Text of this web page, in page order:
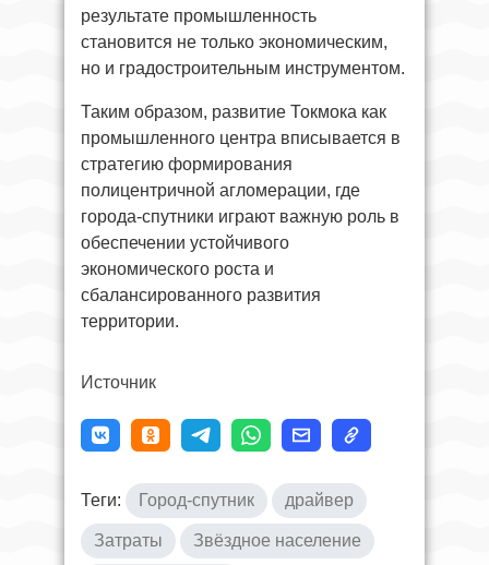
результате промышленность
становится не только экономическим,
но и градостроительным инструментом.
Таким образом, развитие Токмока как
промышленного центра вписывается в
стратегию формирования
полицентричной агломерации, где
города-спутники играют важную роль в
обеспечении устойчивого
экономического роста и
сбалансированного развития
территории.
Источник
Теги: Город-спутник драйвер
Затраты Звёздное население